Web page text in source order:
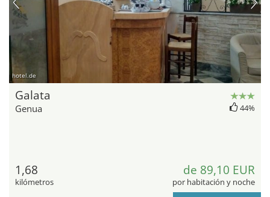
hotel.de
Galata
Genua 44%
1,68
kilómetros
de 89,10 EUR
por habitación y noche